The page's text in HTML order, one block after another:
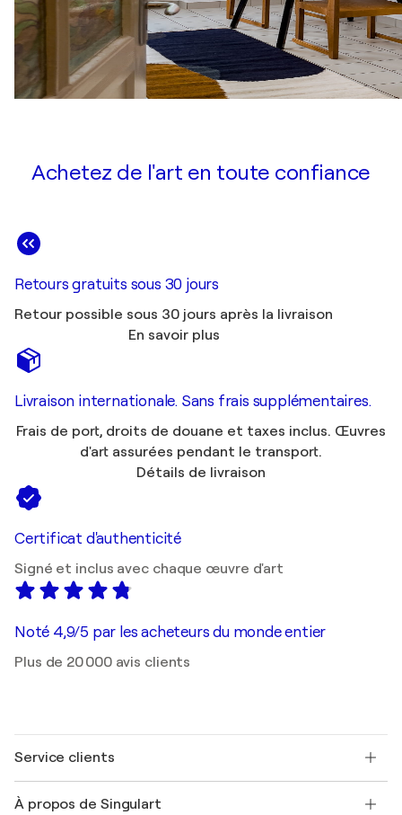
Achetez de l'art en toute confiance
Retours gratuits sous 30 jours
Retour possible sous 30 jours après la livraison
En savoir plus
Livraison internationale. Sans frais supplémentaires.
Frais de port, droits de douane et taxes inclus. Œuvres
d'art assurées pendant le transport.
Détails de livraison
Certificat d'authenticité
Signé et inclus avec chaque œuvre d'art
Noté 4,9/5 par les acheteurs du monde entier
Plus de 20 000 avis clients
Service clients
Expédition
À propos de Singulart